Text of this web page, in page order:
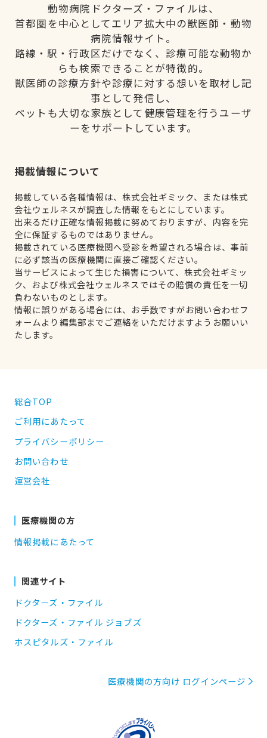
動物病院ドクターズ・ファイルは、
首都圏を中心としてエリア拡大中の獣医師・動物
病院情報サイト。
路線・駅・行政区だけでなく、診療可能な動物か
らも検索できることが特徴的。
獣医師の診療方針や診療に対する想いを取材し記
事として発信し、
ペットも大切な家族として健康管理を行うユーザ
ーをサポートしています。
掲載情報について
掲載している各種情報は、株式会社ギミック、または株式
会社ウェルネスが調査した情報をもとにしています。
出来るだけ正確な情報掲載に努めておりますが、内容を完
全に保証するものではありません。
掲載されている医療機関へ受診を希望される場合は、事前
に必ず該当の医療機関に直接ご確認ください。
当サービスによって生じた損害について、株式会社ギミッ
ク、および株式会社ウェルネスではその賠償の責任を一切
負わないものとします。
情報に誤りがある場合には、お手数ですがお問い合わせフ
ォームより編集部までご連絡をいただけますようお願いい
たします。
総合TOP
ご利用にあたって
プライバシーポリシー
お問い合わせ
運営会社
医療機関の方
情報掲載にあたって
関連サイト
ドクターズ・ファイル
ドクターズ・ファイル ジョブズ
ホスピタルズ・ファイル
医療機関の方向け ログインページ